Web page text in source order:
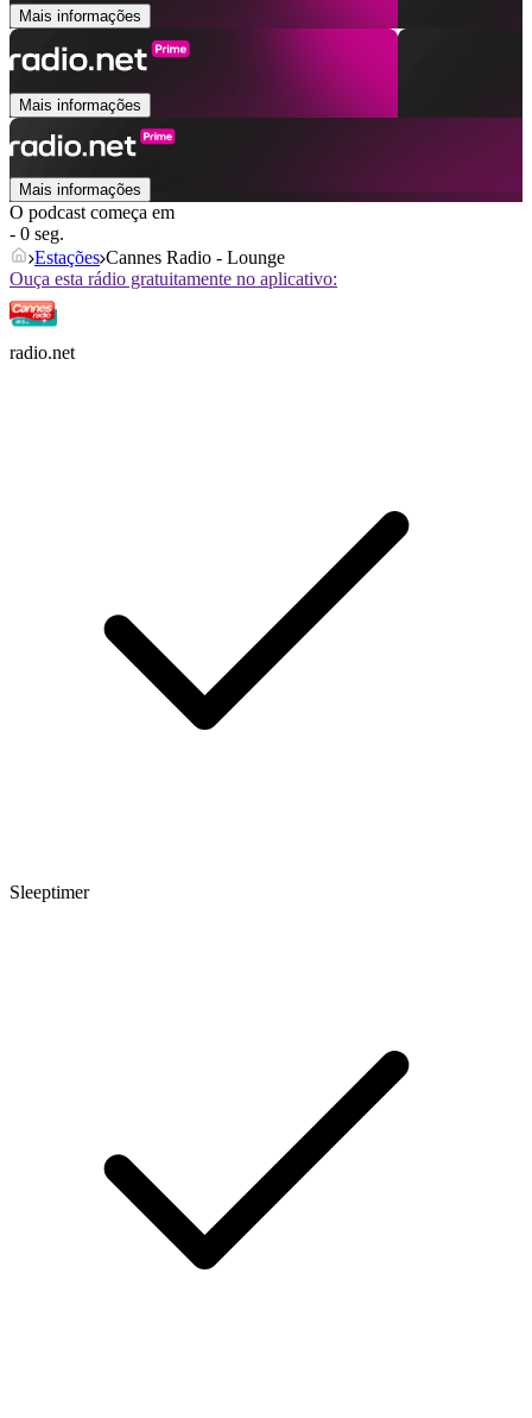
Mais informações
Mais informações
Mais informações
O podcast começa em
- 0 seg.
Estações Cannes Radio - Lounge
Ouça esta rádio gratuitamente no aplicativo:
radio.net
Sleeptimer